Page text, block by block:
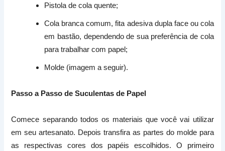
Pistola de cola quente;
Cola branca comum, fita adesiva dupla face ou cola
em bastão, dependendo de sua preferência de cola
para trabalhar com papel;
Molde (imagem a seguir).
Passo a Passo de Suculentas de Papel
Comece separando todos os materiais que você vai utilizar
em seu artesanato. Depois transfira as partes do molde para
as respectivas cores dos papéis escolhidos. O primeiro